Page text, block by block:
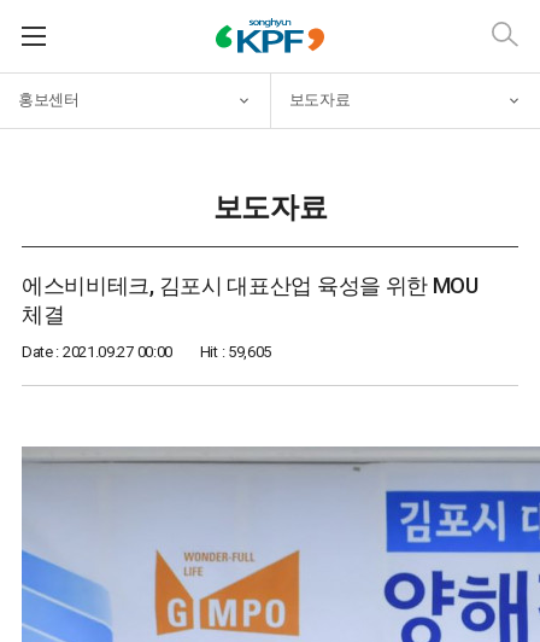
홍보센터 보도자료
보도자료
에스비비테크, 김포시 대표산업 육성을 위한 MOU
체결
Date : 2021.09.27 00:00 Hit : 59,605